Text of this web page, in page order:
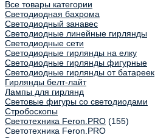
Все товары категории
Светодиодная бахрома
Светодиодный занавес
Светодиодные линейные гирлянды
Светодиодные сети
Светодиодные гирлянды на елку
Светодиодные гирлянды фигурные
Светодиодные гирлянды от батареек
Гирлянды белт-лайт
Лампы для гирлянд
Световые фигуры со светодиодами
Стробоскопы
Светотехника Feron.PRO (155)
Светотехника Feron.PRO